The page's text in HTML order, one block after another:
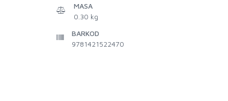
MASA
0.30 kg
BARKOD
9781421522470